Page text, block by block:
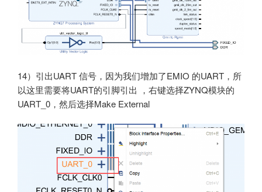
14）引出UART 信号，因为我们增加了EMIO 的UART，所
以这里需要将UART的引脚引出 ，右键选择ZYNQ模块的
UART_0，然后选择Make External